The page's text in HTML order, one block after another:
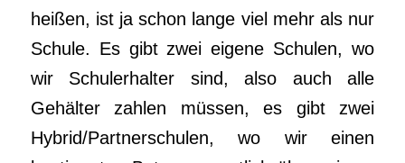
heißen, ist ja schon lange viel mehr als nur
Schule. Es gibt zwei eigene Schulen, wo
wir Schulerhalter sind, also auch alle
Gehälter zahlen müssen, es gibt zwei
Hybrid/Partnerschulen, wo wir einen